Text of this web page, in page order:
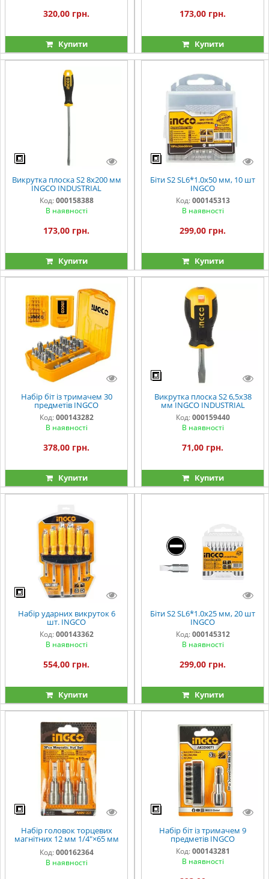
320,00 грн.
Купити
173,00 грн.
Купити
Викрутка плоска S2 8х200 мм
INGCO INDUSTRIAL
Код: 000158388
В наявності
173,00 грн.
Купити
Біти S2 SL6*1.0x50 мм, 10 шт
INGCO
Код: 000145313
В наявності
299,00 грн.
Купити
Набір біт із тримачем 30
предметів INGCO
Код: 000143282
В наявності
378,00 грн.
Купити
Викрутка плоска S2 6,5х38
мм INGCO INDUSTRIAL
Код: 000159440
В наявності
71,00 грн.
Купити
Набір ударних викруток 6
шт. INGCO
Код: 000143362
В наявності
554,00 грн.
Купити
Біти S2 SL6*1.0x25 мм, 20 шт
INGCO
Код: 000145312
В наявності
299,00 грн.
Купити
Набір головок торцевих
магнітних 12 мм 1/4″×65 мм
Код: 000162364
В наявності
Набір біт із тримачем 9
предметів INGCO
Код: 000143281
В наявності